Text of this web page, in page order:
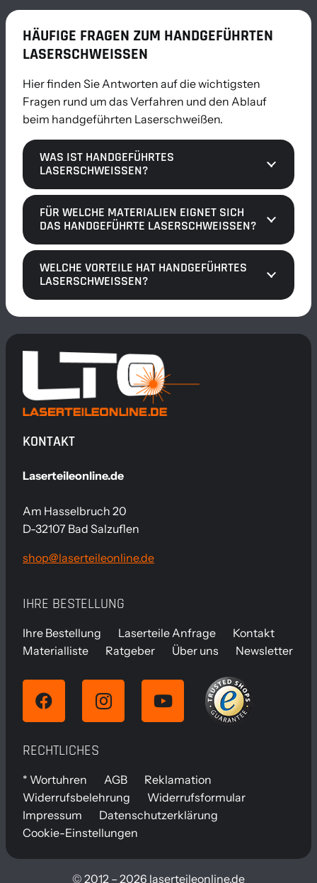
HÄUFIGE FRAGEN ZUM HANDGEFÜHRTEN
LASERSCHWEISSEN
Hier finden Sie Antworten auf die wichtigsten
Fragen rund um das Verfahren und den Ablauf
beim handgeführten Laserschweißen.
WAS IST HANDGEFÜHRTES
LASERSCHWEISSEN?
FÜR WELCHE MATERIALIEN EIGNET SICH
DAS HANDGEFÜHRTE LASERSCHWEISSEN?
WELCHE VORTEILE HAT HANDGEFÜHRTES
LASERSCHWEISSEN?
KONTAKT
Laserteileonline.de
Am Hasselbruch 20
D-32107 Bad Salzuflen
shop@laserteileonline.de
IHRE BESTELLUNG
Ihre Bestellung Laserteile Anfrage
Kontakt
Materialliste
Ratgeber Über uns Newsletter
RECHTLICHES
* Wortuhren AGB
Reklamation
Widerrufsbelehrung
Widerrufsformular
Impressum
Datenschutzerklärung
Cookie-Einstellungen
© 2012 – 2026 laserteileonline.de